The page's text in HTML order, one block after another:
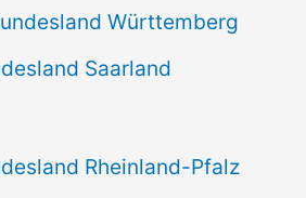
Württemberg
Saarland
Rheinland-Pfalz